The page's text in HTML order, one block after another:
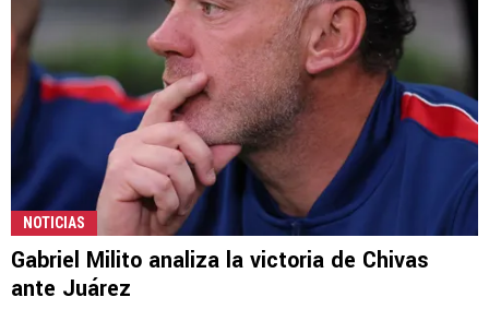
NOTICIAS
Gabriel Milito analiza la victoria de Chivas
ante Juárez